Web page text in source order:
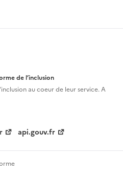
de l’inclusion
aucoeur de leur service. A
api.gouv.fr